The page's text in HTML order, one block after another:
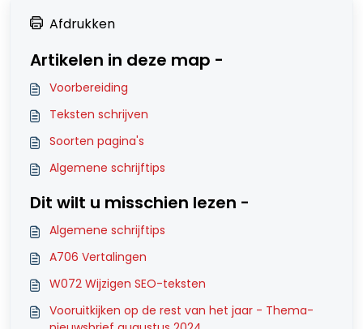
Afdrukken
Artikelen in deze map -
Voorbereiding
Teksten schrijven
Soorten pagina's
Algemene schrijftips
Dit wilt u misschien lezen -
Algemene schrijftips
A706 Vertalingen
W072 Wijzigen SEO-teksten
Vooruitkijken op de rest van het jaar - Thema-